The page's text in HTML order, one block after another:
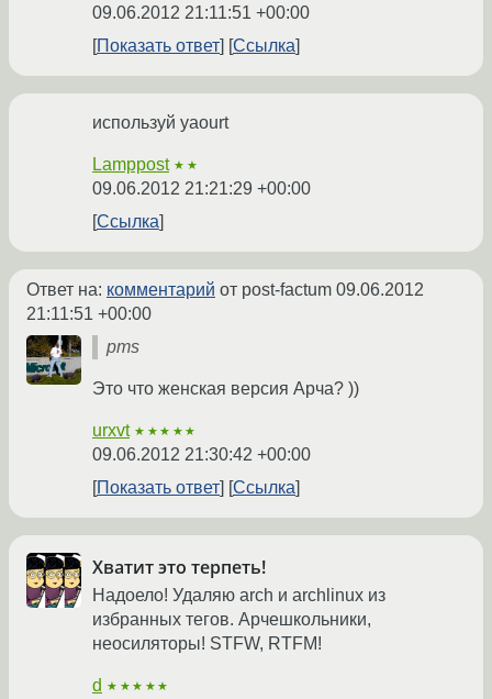
09.06.2012 21:11:51 +00:00
Показать ответ
Ссылка
используй yaourt
Lamppost ★★
09.06.2012 21:21:29 +00:00
Ссылка
Ответ на: комментарий от post-factum 09.06.2012
21:11:51 +00:00
pms
Это что женская версия Арча? ))
urxvt ★★★★★
09.06.2012 21:30:42 +00:00
Показать ответ
Ссылка
Хватит это терпеть!
Надоело! Удаляю arch и archlinux из
избранных тегов. Арчешкольники,
неосиляторы! STFW, RTFM!
d ★★★★★